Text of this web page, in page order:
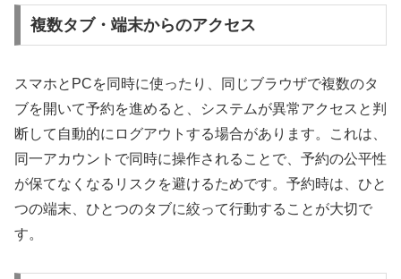
複数タブ・端末からのアクセス
スマホとPCを同時に使ったり、同じブラウザで複数のタ
ブを開いて予約を進めると、システムが異常アクセスと判
断して自動的にログアウトする場合があります。これは、
同一アカウントで同時に操作されることで、予約の公平性
が保てなくなるリスクを避けるためです。予約時は、ひと
つの端末、ひとつのタブに絞って行動することが大切で
す。